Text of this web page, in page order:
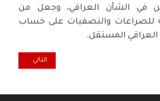
في الشأن العراقي، وجعل من
للصراعات والتصفيات على حساب
العراقي المستقل.
أضاءة... التغيير الشامل هو الهدف المقال التالي:
التالي